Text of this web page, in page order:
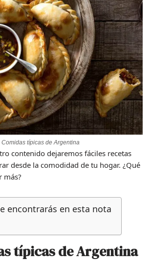
Comidas típicas de Argentina
contenido dejaremos fáciles recetas
desde la comodidad de tu hogar. ¿Qué
más?
encontrarás en esta nota
típicas de Argentina